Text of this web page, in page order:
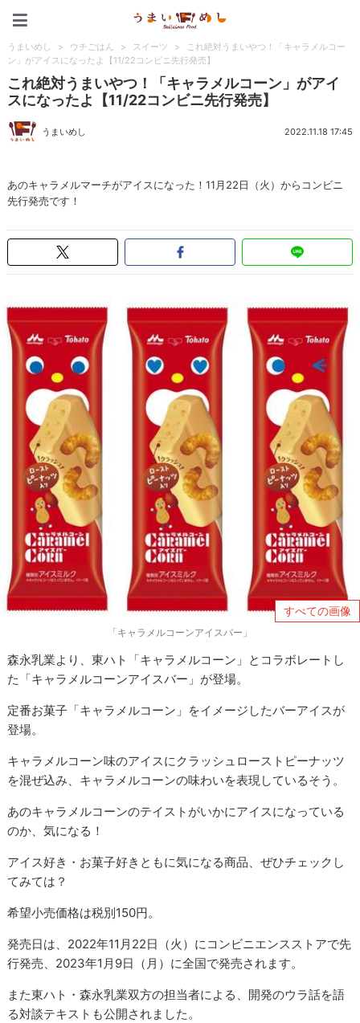
うまいめし > ウチごはん > スイーツ >
これ絶対うまいやつ！「キャラメルコー
ン」がアイスになったよ【11/22コンビニ先行発売】
これ絶対うまいやつ！「キャラメルコーン」がアイ
スになったよ【11/22コンビニ先行発売】
うまいめし 2022.11.18 17:45
あのキャラメルマーチがアイスになった！11月22日（火）からコンビニ
先行発売です！
すべての画像
「キャラメルコーンアイスバー」
森永乳業より、東ハト「キャラメルコーン」とコラボレートし
た「キャラメルコーンアイスバー」が登場。
定番お菓子「キャラメルコーン」をイメージしたバーアイスが
登場。
キャラメルコーン味のアイスにクラッシュローストピーナッツ
を混ぜ込み、キャラメルコーンの味わいを表現しているそう。
あのキャラメルコーンのテイストがいかにアイスになっている
のか、気になる！
アイス好き・お菓子好きともに気になる商品、ぜひチェックし
てみては？
希望小売価格は税別150円。
発売日は、2022年11月22日（火）にコンビニエンスストアで先
行発売、2023年1月9日（月）に全国で発売されます。
また東ハト・森永乳業双方の担当者による、開発のウラ話を語
る対談テキストも公開されました。